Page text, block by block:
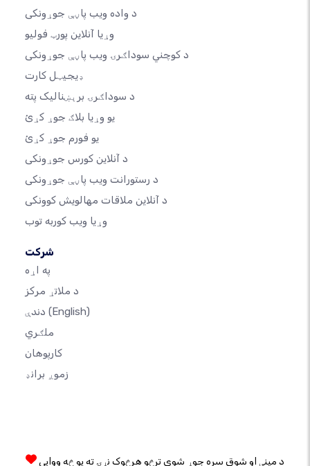
د واده ویب پاڼې جوړونکی
وړیا آنلاین پورټ فولیو
د کوچني سوداګرۍ ویب پاڼې جوړونکی
ډیجیټل کارت
د سوداګرۍ برېښنالیک پته
یو وړیا بلاګ جوړ کړئ
یو فورم جوړ کړئ
د آنلاین کورس جوړونکی
د رستورانت ویب پاڼې جوړونکی
د آنلاین ملاقات مهالویش کوونکی
وړیا ویب کوربه توب
شرکت
په اړه
د ملاتړ مرکز
(English)
ملګري
کارپوهان
زموږ برانډ
د مینې او شوق سره جوړ شوی ترڅو هرڅوک نړۍ ته یو څه ووایی